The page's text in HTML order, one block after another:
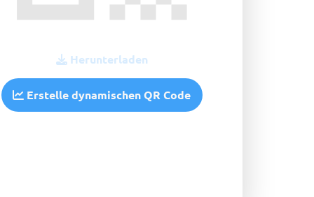
Herunterladen
Erstelle dynamischen QR Code